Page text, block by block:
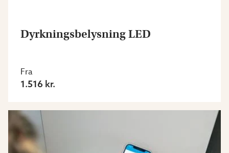
Dyrkningsbelysning LED
Fra
1.516 kr.